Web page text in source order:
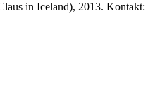
in Iceland), 2013. Kontakt: